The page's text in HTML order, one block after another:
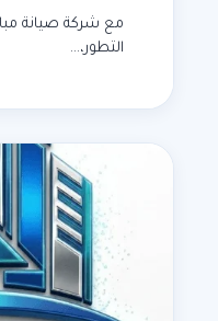
مع شركة صيانة
التطور،…